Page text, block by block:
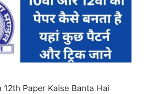
12th Paper Kaise Banta Hai